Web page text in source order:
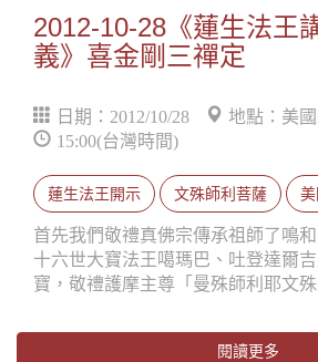
2012-10-28《蓮生法王
義》喜金剛三禪定
日期：2012/10/28
地點：美
15:00(台灣時間)
蓮生法王開示 文殊師利菩薩
首先我們敬禮真佛宗傳承祖師了鳴
十六世大寶法王噶瑪巴、吐登達爾
寶，敬禮護摩主尊「曼殊師利耶文
閱讀更多